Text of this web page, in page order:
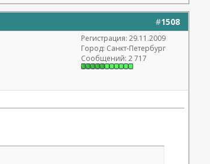
#1508
Регистрация: 29.11.2009
Город: Санкт-Петербург
Сообщений: 2 717